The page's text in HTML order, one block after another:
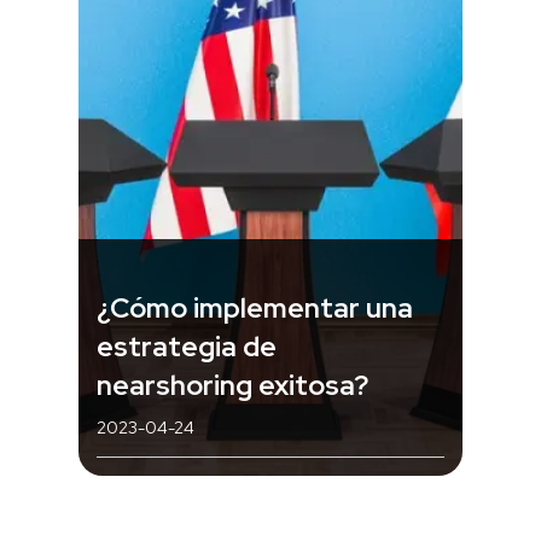
¿Cómo implementar una
estrategia de
nearshoring exitosa?
2023-04-24